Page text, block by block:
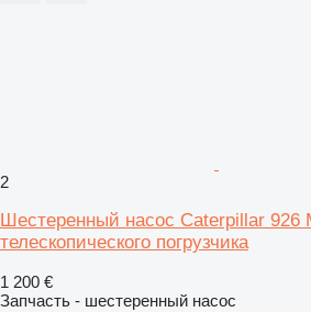
2
Шестеренный насос Caterpillar 926
телескопического погрузчика
1 200 €
Запчасть - шестеренный насос